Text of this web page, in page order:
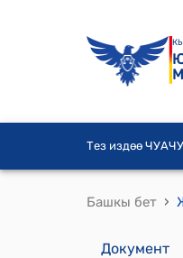
Тез издөө ЧУА
Башкы бет ›
Документ